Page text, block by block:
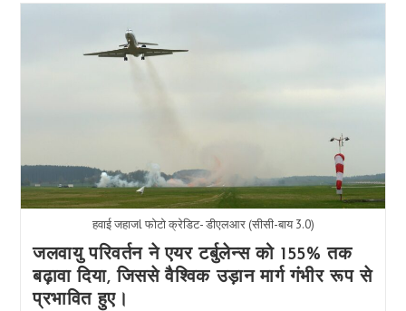
40%
कम
बारिश
हवाई जहाजl फोटो क्रेडिट- डीएलआर (सीसी-बाय 3.0)
जलवायु परिवर्तन ने एयर टर्बुलेन्स को 155% तक
बढ़ावा दिया, जिससे वैश्विक उड़ान मार्ग गंभीर रूप से
प्रभावित हुए।